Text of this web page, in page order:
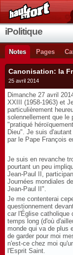
iPolitique
Notes Pages
Canonisation: la
25 avril 2014
Dimanche 27 avril
XXIII (1958-1963) et
particulièrement
solennellement que le
"pratiqué
Dieu". Je suis
par le Pape François
Je suis en revanche
pourtant un peu
Jean-Paul II,
Journées mondiales
Jean-Paul II".
Je me contenterai
questionnement
car l'Église catholique
temps long (d'où
monde qui va de plus
de garder pour moi
n'est-ce chez moi
l'Esprit Saint.